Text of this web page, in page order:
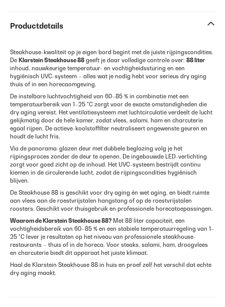
Productdetails
Steakhouse-kwaliteit op je eigen bord begint met de juiste rijpingscondities.
De Klarstein Steakhouse 88 geeft je daar volledige controle over: 88 liter
inhoud, nauwkeurige temperatuur- en vochtigheidssturing en een
hygiënisch UVC-systeem – alles wat je nodig hebt voor serieus dry aging
thuis of in een horecaomgeving.
De instelbare luchtvochtigheid van 60–85 % in combinatie met een
temperatuurbereik van 1–25 °C zorgt voor de exacte omstandigheden die
dry aging vereist. Het ventilatiesysteem met luchtcirculatie verdeelt de lucht
gelijkmatig door de hele kamer, zodat vlees, salami, ham en charcuterie
egaal rijpen. De actieve-koolstoffilter neutraliseert ongewenste geuren en
houdt de lucht fris.
Via de panorama-glazen deur met dubbele beglazing volg je het
rijpingsproces zonder de deur te openen. De ingebouwde LED-verlichting
zorgt voor goed zicht op de inhoud. Het UVC-systeem bestrijdt continu
kiemen in de circulerende lucht, zodat de rijpingscondities hygiënisch
blijven.
De Steakhouse 88 is geschikt voor dry aging én wet aging, en biedt ruimte
aan vlees aan de roestvrijstalen hangstang of op de roestvrijstalen
roosters. Geschikt voor thuisgebruik en professionele horecatoepassingen.
Waarom de Klarstein Steakhouse 88? Met 88 liter capaciteit, een
vochtigheidsbereik van 60–85 % en een stabiele temperatuurregeling van 1–
25 °C lever je resultaten op het niveau van professionele steakhouse-
restaurants – thuis of in de horeca. Voor steaks, salami, ham, droogvlees
en charcuterie biedt dit apparaat het juiste klimaat.
Haal de Klarstein Steakhouse 88 in huis en proef zelf het verschil dat echte
dry aging maakt.